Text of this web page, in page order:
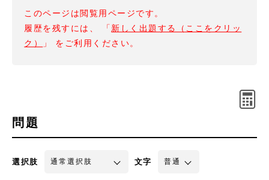
このページは閲覧用ページです。
履歴を残すには、 「 新しく出題する（ここをクリッ
ク）
」 をご利用ください。
問題
選択肢 文字